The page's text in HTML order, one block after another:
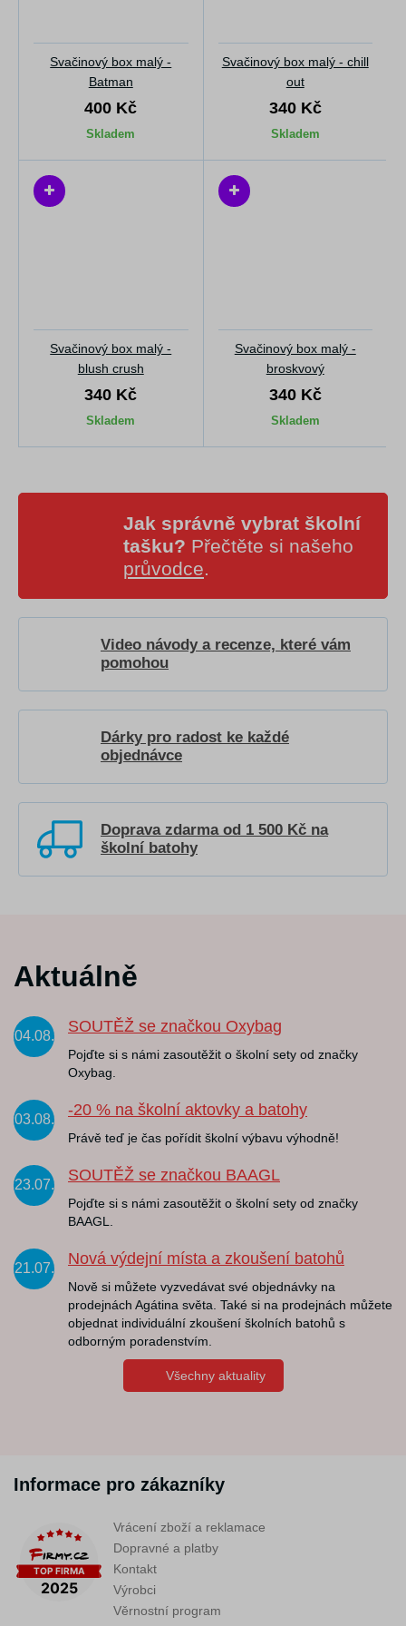
Svačinový box malý -
Batman
400 Kč
Skladem
Svačinový box malý - chill
out
340 Kč
Skladem
Svačinový box malý -
blush crush
340 Kč
Skladem
Svačinový box malý -
broskvový
340 Kč
Skladem
Jak správně vybrat školní
tašku? Přečtěte si našeho
průvodce.
Video návody a recenze, které vám
pomohou
Dárky pro radost ke každé
objednávce
Doprava zdarma od 1 500 Kč na
školní batohy
Aktuálně
04.08.
SOUTĚŽ se značkou Oxybag
Pojďte si s námi zasoutěžit o školní sety od značky
Oxybag.
03.08.
-20 % na školní aktovky a batohy
Právě teď je čas pořídit školní výbavu výhodně!
23.07.
SOUTĚŽ se značkou BAAGL
Pojďte si s námi zasoutěžit o školní sety od značky
BAAGL.
21.07.
Nová výdejní místa a zkoušení batohů
Nově si můžete vyzvedávat své objednávky na
prodejnách Agátina světa. Také si na prodejnách můžete
objednat individuální zkoušení školních batohů s
odborným poradenstvím.
Všechny aktuality
Informace pro zákazníky
Vrácení zboží a reklamace
Dopravné a platby
Kontakt
Výrobci
Věrnostní program